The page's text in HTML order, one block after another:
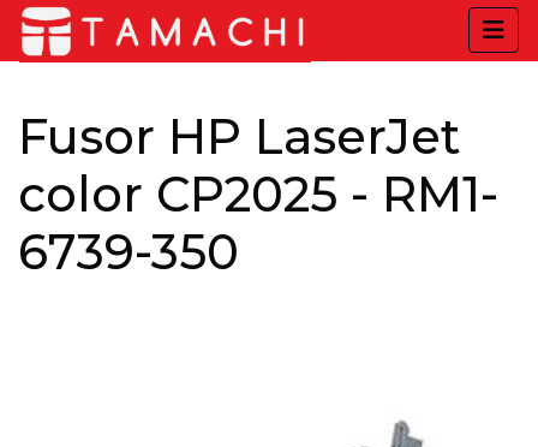
Fusor HP LaserJet
color CP2025 - RM1-
6739-350